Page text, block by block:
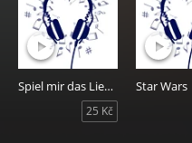
Spiel mir das Lied vom Tod (Jill's Theme)
25 Kč
Star Wars